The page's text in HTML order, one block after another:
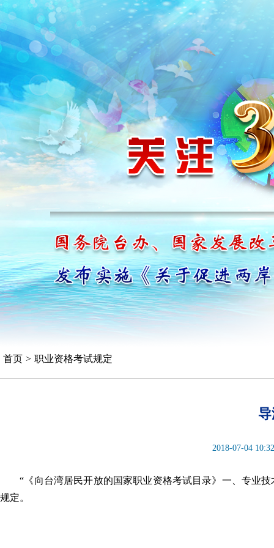
首页 > 职业资格考试规定
2018-07-04 10:32
“《向台湾居民开放的国家职业资格考试目录》一、专业技
规定。